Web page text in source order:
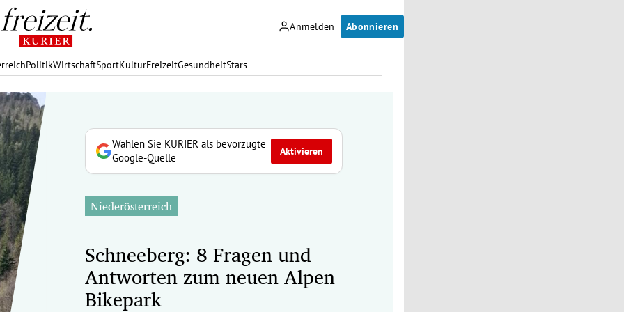
Anmelden Abonnieren
PolitikWirtschaftSportKulturFreizeitGesundheitStars
Wählen Sie KURIER als bevorzugte
Google-Quelle
Aktivieren
Niederösterreich
Schneeberg: 8 Fragen und
Antworten zum neuen Alpen
Bikepark